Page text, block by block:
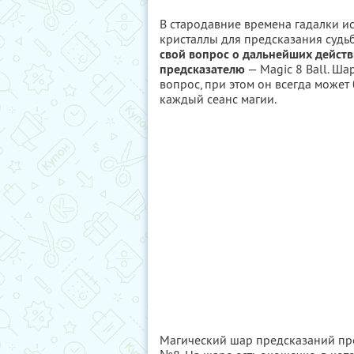
В стародавние времена гадалки
кристаллы для предсказания
свой вопрос о дальнейших
предсказателю — Magic 8 Ball.
вопрос, при этом он всегда
каждый сеанс магии.
Магический шар предсказаний